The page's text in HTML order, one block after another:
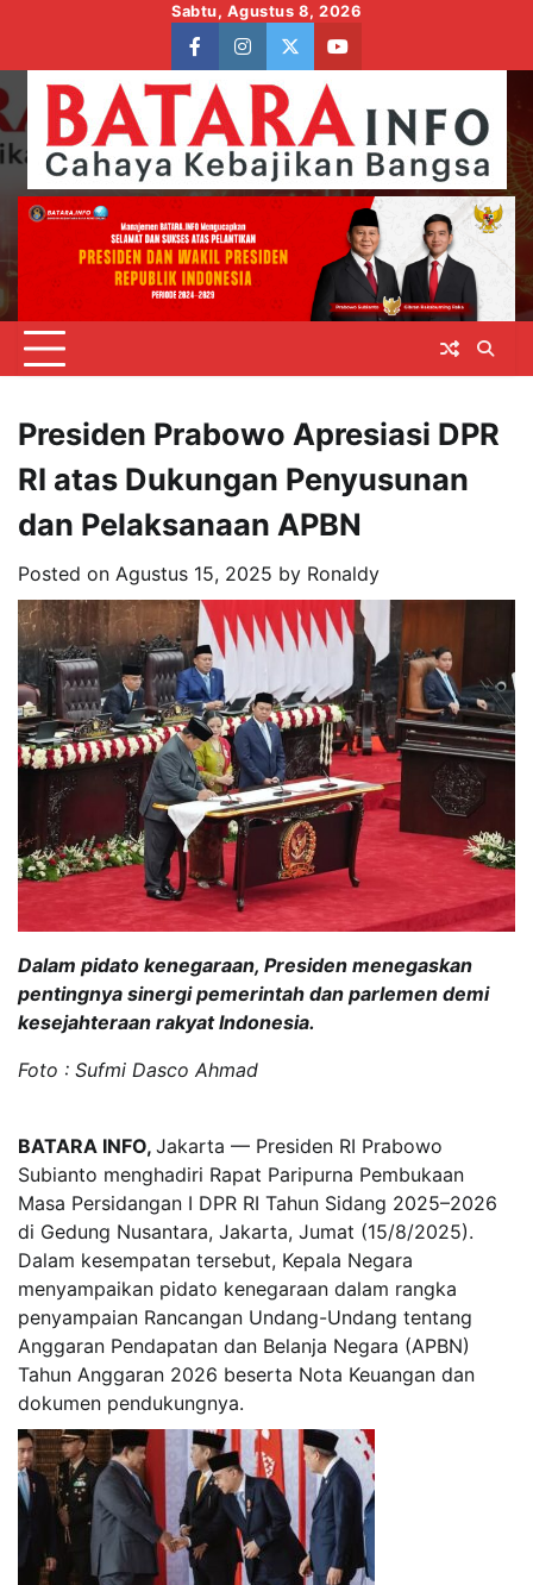
content
Sabtu, Agustus 8, 2026
facebookinstagram
twitteryoutube
Presiden Prabowo Apresiasi DPR
RI atas Dukungan Penyusunan
dan Pelaksanaan APBN
Posted on Agustus 15, 2025 by Ronaldy
Dalam pidato kenegaraan, Presiden menegaskan
pentingnya sinergi pemerintah dan parlemen demi
kesejahteraan rakyat Indonesia.
Foto : Sufmi Dasco Ahmad
BATARA INFO, Jakarta — Presiden RI Prabowo
Subianto menghadiri Rapat Paripurna Pembukaan
Masa Persidangan I DPR RI Tahun Sidang 2025–2026
di Gedung Nusantara, Jakarta, Jumat (15/8/2025).
Dalam kesempatan tersebut, Kepala Negara
menyampaikan pidato kenegaraan dalam rangka
penyampaian Rancangan Undang-Undang tentang
Anggaran Pendapatan dan Belanja Negara (APBN)
Tahun Anggaran 2026 beserta Nota Keuangan dan
dokumen pendukungnya.